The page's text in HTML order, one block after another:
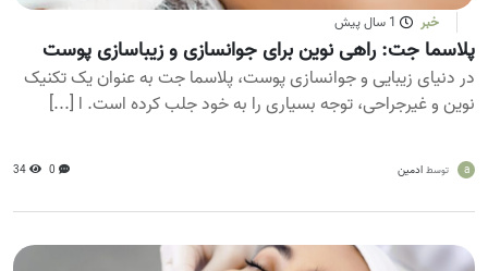
خبر 1 سال پیش
پلاسما جت: راهی نوین برای جوانسازی و زیباسازی پوست
در دنیای زیبایی و جوانسازی پوست، پلاسما جت به عنوان یک تکنیک
نوین و غیرجراحی، توجه بسیاری را به خود جلب کرده است. ا [...]
a توسط ادمین 0
34